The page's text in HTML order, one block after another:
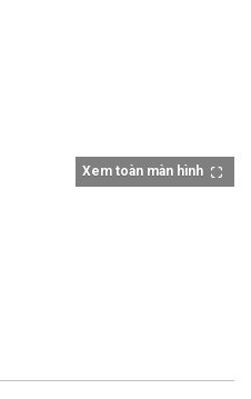
Xem toàn màn hình